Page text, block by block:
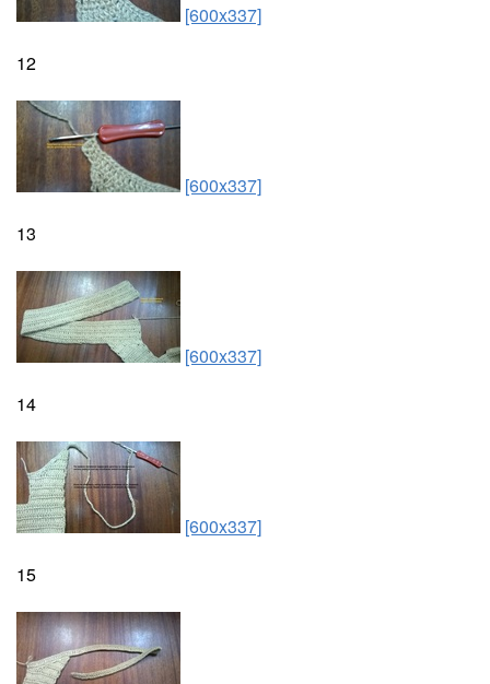
[600x337]
12
[600x337]
13
[600x337]
14
[600x337]
15